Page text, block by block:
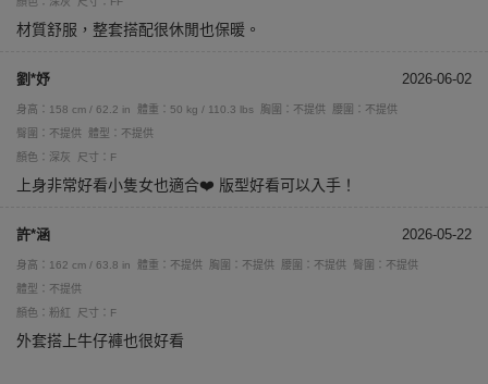
材質舒服，整套搭配很休閒也保暖。
劉*妤 2026-06-02
身高：158 cm / 62.2 in 體重：50 kg / 110.3 lbs 胸圍：不提供
腰圍：不提供
臀圍：不提供
體型：不提供
顏色：深灰
尺寸：F
上身非常好看小隻女也適合❤️ 版型好看可以入手！
許*涵 2026-05-22
身高：162 cm / 63.8 in 體重：不提供 胸圍：不提供 腰圍：不提供
臀圍：不提供
體型：不提供
顏色：粉紅
尺寸：F
外套搭上牛仔褲也很好看